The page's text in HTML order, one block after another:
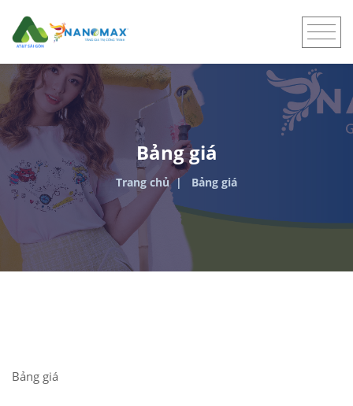
Bảng giá
Trang chủ Bảng giá
Bảng giá